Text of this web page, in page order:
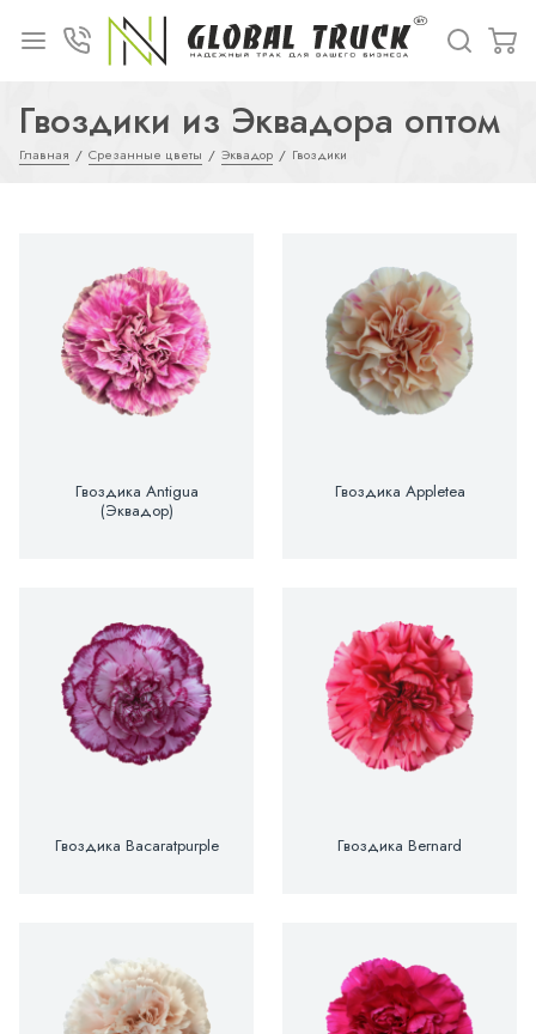
Гвоздики из Эквадора оптом
Главная Срезанные цветы Эквадор Гвоздики
Гвоздика Antigua
(Эквадор)
Гвоздика Appletea
Гвоздика Bacaratpurple Гвоздика Bernard